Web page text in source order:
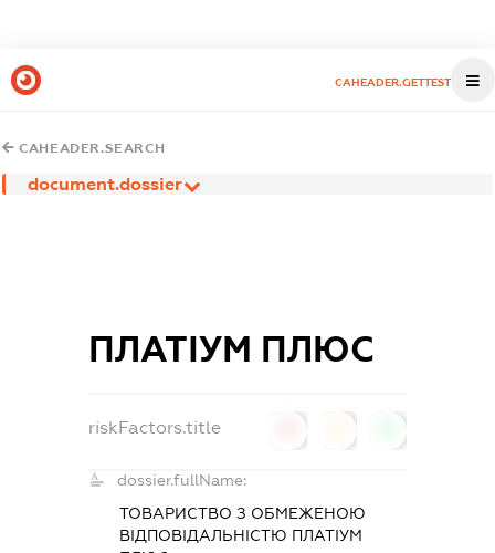
CAHEADER.GETTEST
CAHEADER.SEARCH
document.dossier
ПЛАТІУМ ПЛЮС
riskFactors.title
dossier.fullName:
ТОВАРИСТВО З ОБМЕЖЕНОЮ
ВІДПОВІДАЛЬНІСТЮ ПЛАТІУМ